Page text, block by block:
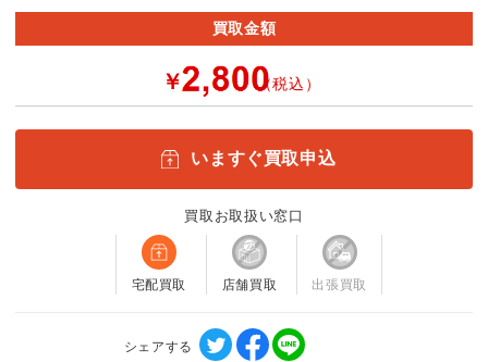
買取金額
￥ （税込）
いますぐ買取申込
買取お取扱い窓口
宅配買取 店舗買取 出張買取
シェアする